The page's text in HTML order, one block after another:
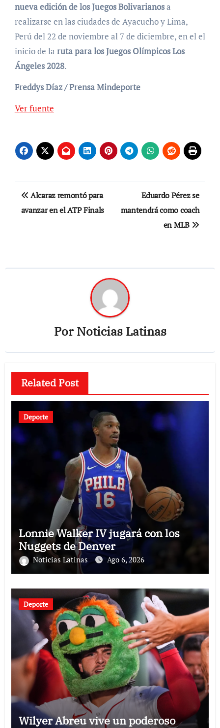
nueva edición de los Juegos Bolivarianosa
realizarse en las ciudades de Ayacucho y Lima,
Perú del 22 de noviembre al 7 de diciembre, en el el
inicio de la ruta para los Juegos Olímpicos Los
Ángeles 2028.
Freddys Díaz / Prensa Mindeporte
Ver fuente
Navegación
de
Alcaraz remontó para
avanzar en el ATP Finals
Eduardo Pérez se
mantendrá como coach
en MLB
PorNoticias Latinas
Related Post
Deporte
Lonnie Walker IV jugará con los
Nuggets de Denver
Noticias Latinas Ago 6, 2026
Deporte
Wilyer Abreu vive un poderoso